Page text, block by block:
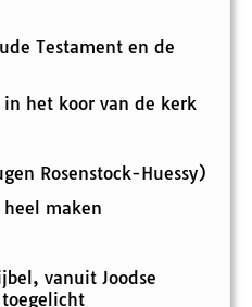
Testament en de
het koor van de kerk
Rosenstock-Huessy)
heel maken
vanuit Joodse